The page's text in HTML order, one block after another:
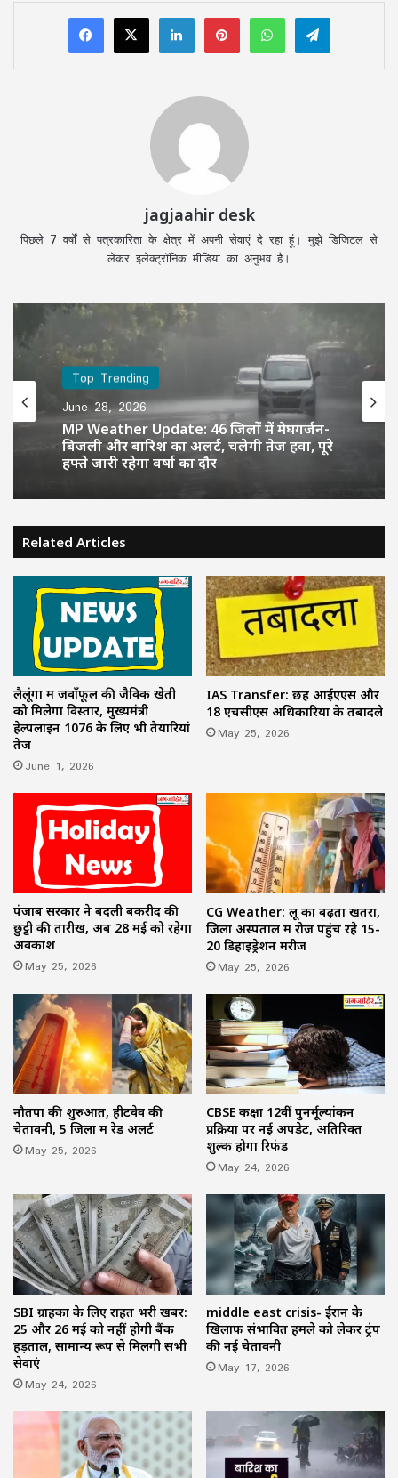
LinkedInPinterestWhatsAppTelegram
jagjaahir desk
पिछले 7 वर्षों से पत्रकारिता के क्षेत्र में अपनी सेवाएं दे रहा हूं। मुझे डिजिटल से
लेकर इलेक्ट्रॉनिक मीडिया का अनुभव है।
Top Trending
June 28, 2026
MP Weather Update: 46 जिलों में मेघगर्जन-
बिजली और बारिश का अलर्ट, चलेगी तेज हवा, पूरे
हफ्ते जारी रहेगा वर्षा का दौर
Related Articles
लैलूंगा में जवाँफूल की जैविक खेती
को मिलेगा विस्तार, मुख्यमंत्री
हेल्पलाइन 1076 के लिए भी तैयारियां
तेज
June 1, 2026
IAS Transfer: छह आईएएस और
18 एचसीएस अधिकारियों के तबादले
May 25, 2026
पंजाब सरकार ने बदली बकरीद की
छुट्टी की तारीख, अब 28 मई को रहेगा
अवकाश
May 25, 2026
CG Weather: लू का बढ़ता खतरा,
जिला अस्पताल में रोज पहुंच रहे 15-
20 डिहाइड्रेशन मरीज
May 25, 2026
नौतपा की शुरुआत, हीटवेव की
चेतावनी, 5 जिलों में रेड अलर्ट
May 25, 2026
CBSE कक्षा 12वीं पुनर्मूल्यांकन
प्रक्रिया पर नई अपडेट, अतिरिक्त
शुल्क होगा रिफंड
May 24, 2026
SBI ग्राहकों के लिए राहत भरी खबर:
25 और 26 मई को नहीं होगी बैंक
हड़ताल, सामान्य रूप से मिलेंगी सभी
सेवाएं
May 24, 2026
middle east crisis- ईरान के
खिलाफ संभावित हमले को लेकर ट्रंप
की नई चेतावनी
May 17, 2026